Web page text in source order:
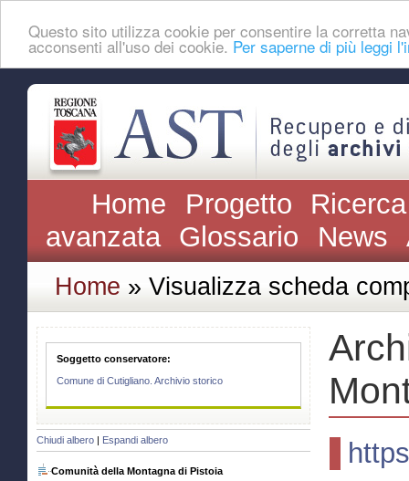
Questo sito utilizza cookie per consentire la corretta
acconsenti all'uso dei cookie. Per saperne di più leggi
Home Progetto
avanzata Glossario News
Home » Visualizza scheda
Soggetto conservatore:
Comune di Cutigliano. Archivio storico
Chiudi albero Espandi albero
Comunità della Montagna di Pistoia